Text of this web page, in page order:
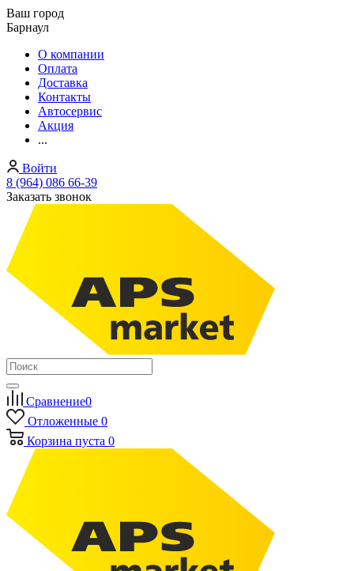
Ваш город
Барнаул
О компании
Оплата
Доставка
Контакты
Автосервис
Акция
...
Войти
8 (964) 086 66-39
Заказать звонок
Сравнение0
Отложенные 0
Корзина пуста 0